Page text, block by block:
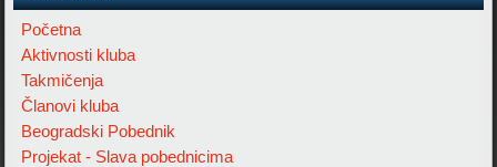
Početna
Aktivnosti kluba
Takmičenja
Članovi kluba
Beogradski Pobednik
Projekat - Slava pobednicima